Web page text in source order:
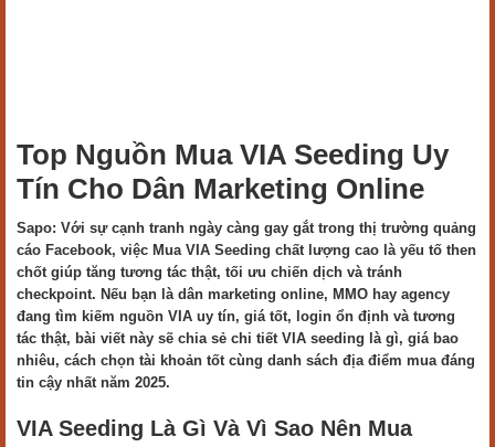
Top Nguồn Mua VIA Seeding Uy
Tín Cho Dân Marketing Online
Sapo: Với sự cạnh tranh ngày càng gay gắt trong thị trường quảng
cáo Facebook, việc Mua VIA Seeding chất lượng cao là yếu tố then
chốt giúp tăng tương tác thật, tối ưu chiến dịch và tránh
checkpoint. Nếu bạn là dân marketing online, MMO hay agency
đang tìm kiếm nguồn VIA uy tín, giá tốt, login ổn định và tương
tác thật, bài viết này sẽ chia sẻ chi tiết VIA seeding là gì, giá bao
nhiêu, cách chọn tài khoản tốt cùng danh sách địa điểm mua đáng
tin cậy nhất năm 2025.
VIA Seeding Là Gì Và Vì Sao Nên Mua